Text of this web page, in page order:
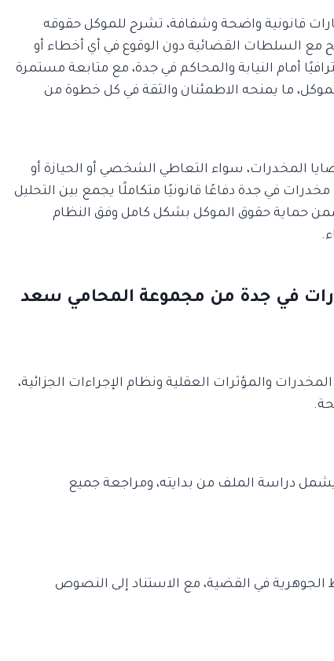
قانونية واضحة وشفافة، تشرح للموكل حقوقه
السلطات القضائية دون الوقوع في أي أخطاء أو
أمام النيابة والمحاكم في جدة، مع متابعة مستمرة
ما يمنحه الاطمئنان والثقة في كل خطوة من
المخدرات، سواء التعاطي الشخصي أو الحيازة أو
في جدة دفاعًا قانونيًا متكاملًا يجمع بين التحليل
يضمن حماية حقوق الموكل بشكل كامل وفق النظام
في جدة من مجموعة المحامي سعد
والمؤثرات العقلية ونظام الإجراءات الجزائية،
دراسة الملف من بدايته، ومراجعة جميع
الجوهرية في القضية، مع الاستناد إلى النصوص